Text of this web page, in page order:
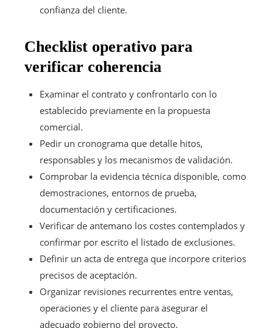
confianza del cliente.
Checklist operativo para
verificar coherencia
Examinar el contrato y confrontarlo con lo
establecido previamente en la propuesta
comercial.
Pedir un cronograma que detalle hitos,
responsables y los mecanismos de validación.
Comprobar la evidencia técnica disponible, como
demostraciones, entornos de prueba,
documentación y certificaciones.
Verificar de antemano los costes contemplados y
confirmar por escrito el listado de exclusiones.
Definir un acta de entrega que incorpore criterios
precisos de aceptación.
Organizar revisiones recurrentes entre ventas,
operaciones y el cliente para asegurar el
adecuado gobierno del proyecto.